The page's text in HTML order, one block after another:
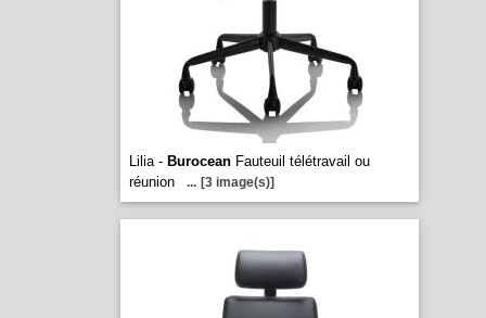
Lilia - BuroceanFauteuil télétravail ou
réunion
... [3 image(s)]